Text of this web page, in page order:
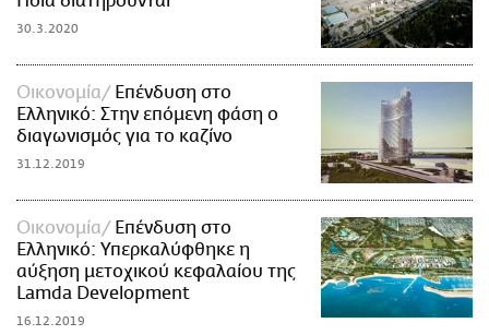
30.3.2020
Οικονομία
Επένδυση στο
Ελληνικό: Στην επόμενη φάση ο
διαγωνισμός για το καζίνο
31.12.2019
Οικονομία
Επένδυση στο
Ελληνικό: Υπερκαλύφθηκε η
αύξηση μετοχικού κεφαλαίου της
Lamda Development
16.12.2019